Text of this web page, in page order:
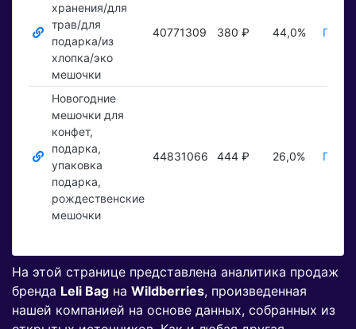
хранения/для
трав/для
подарка/из
хлопка/эко
мешочки
40771309 380 ₽ 44,0%
Новогодние
мешочки для
конфет,
подарка,
упаковка
подарка,
рождественские
мешочки
44831066 444 ₽ 26,0%
На этой странице представлена аналитика продаж
бренда Leli Bag на Wildberries, произведенная
нашей компанией на основе данных, собранных из